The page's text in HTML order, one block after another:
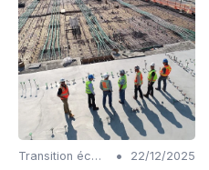
Transition écologique •
22/12/2025